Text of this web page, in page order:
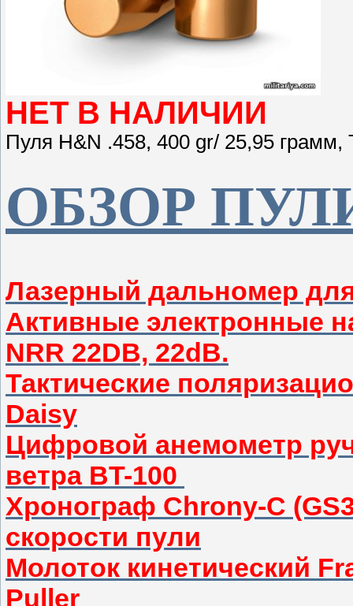
НЕТ В НАЛИЧИИ
Пуля H&N .458, 400 gr/ 25,95
ОБЗОР
Лазерный дальномер
Активные электронные
NRR 22DB, 22dB.
Тактические
Daisy
Цифровой анемометр
ветра BT-100
Хронограф Chrony-C
скорости пули
Молоток кинетический
Puller